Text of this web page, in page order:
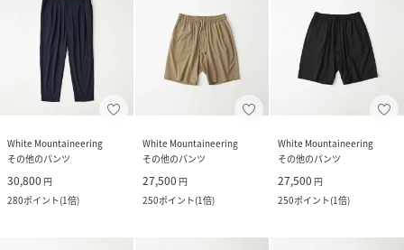
White Mountaineering
その他のパンツ
30,800 円
280ポイント(1倍)
White Mountaineering
その他のパンツ
27,500 円
250ポイント(1倍)
White Mountaineering
その他のパンツ
27,500 円
250ポイント(1倍)